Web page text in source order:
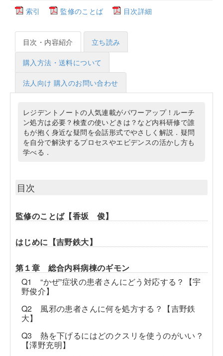
索引
監修のことば 目次詳細
目次・内容紹介 立ち読み
購入方法・送料について
法人向け 購入のお問い合わせ
レジデントノートの人気連載がパワーアップ！ルーチ
ン処方は必要？検査の使いどきは？など内科研修で誰
もが抱く身近な疑問を会話形式でやさしく解説．疑問
を自分で解決するプロセスやエビデンスの活かし方も
学べる．
目次
監修のことば【香坂 俊】
はじめに【吉野鉄大】
第１章 総合内科病棟のギモン
Q1 “かぜ”症状の患者さんにどう対応する？【宇
野俊介】
Q2 風邪の患者さんに何を処方する？【吉野鉄
大】
Q3 熱を下げるにはどのクスリを使うのがいい？
【澤野充明】